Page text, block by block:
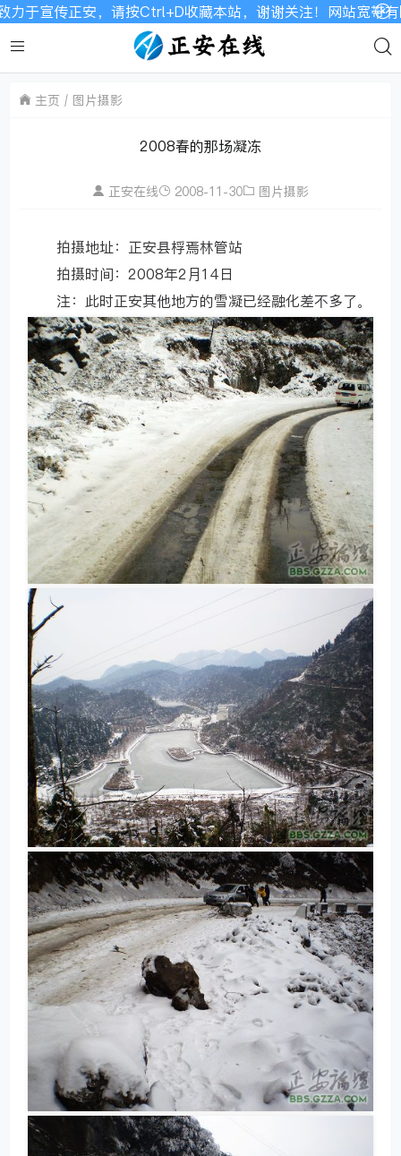
正安，请按Ctrl+D收藏本站，谢谢关注！网站宽带有限，如
主页 图片摄影
2008春的那场凝冻
正安在线 2008-11-30 图片摄影
拍摄地址：正安县桴焉林管站
拍摄时间：2008年2月14日
注：此时正安其他地方的雪凝已经融化差不多了。